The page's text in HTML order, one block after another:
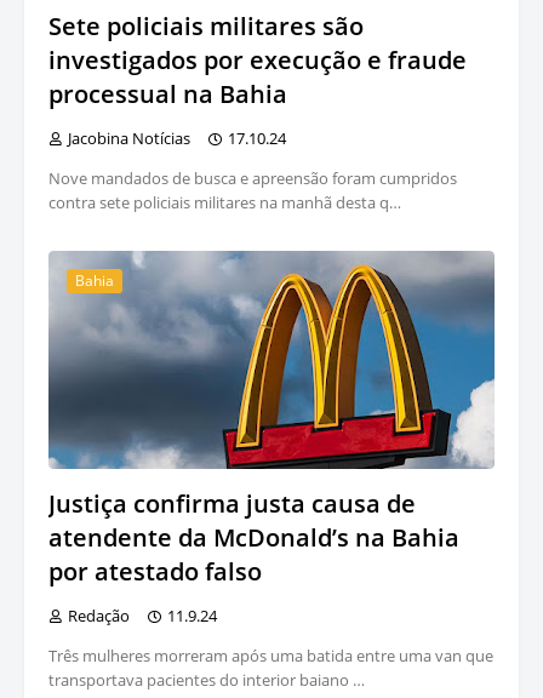
Sete policiais militares são
investigados por execução e fraude
processual na Bahia
Jacobina Notícias
17.10.24
Nove mandados de busca e apreensão foram cumpridos
contra sete policiais militares na manhã desta q…
Bahia
Justiça confirma justa causa de
atendente da McDonald’s na Bahia
por atestado falso
Redação
11.9.24
Três mulheres morreram após uma batida entre uma van que
transportava pacientes do interior baiano …